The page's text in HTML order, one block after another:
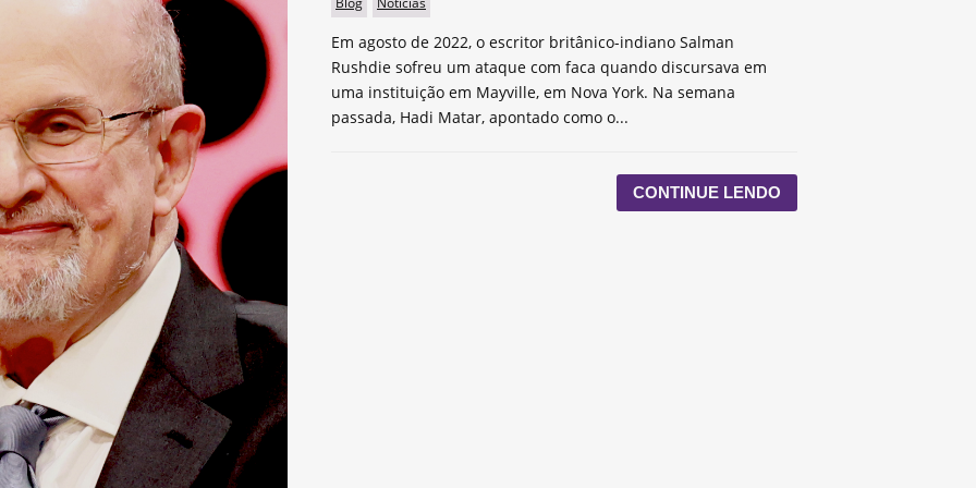
Em agosto de 2022, o escritor britânico-indiano Salman
Rushdie sofreu um ataque com faca quando discursava em
uma instituição em Mayville, em Nova York. Na semana
passada, Hadi Matar, apontado como o...
CONTINUE LENDO